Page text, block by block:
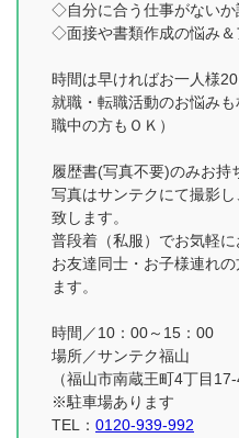
◇自分に合う仕事がないか
◇面接や書類作成の悩み
時間は早ければお一人様
就職・転職活動のお悩み
職中の方もＯＫ）
履歴書(写真不要)のみお持
写真はサンテクにて撮影
致します。
普段着（私服）でお気軽に
お友達同士・お子様連れ
ます。
時間／10：00～15：00
場所／サンテク福山
（福山市南蔵王町4丁目17-
※駐車場あります
TEL： 0120-939-992